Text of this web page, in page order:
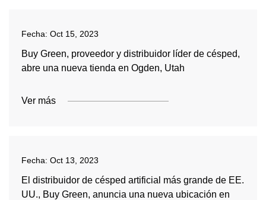
Fecha: Oct 15, 2023
Buy Green, proveedor y distribuidor líder de césped,
abre una nueva tienda en Ogden, Utah
Ver más
Fecha: Oct 13, 2023
El distribuidor de césped artificial más grande de EE.
UU., Buy Green, anuncia una nueva ubicación en